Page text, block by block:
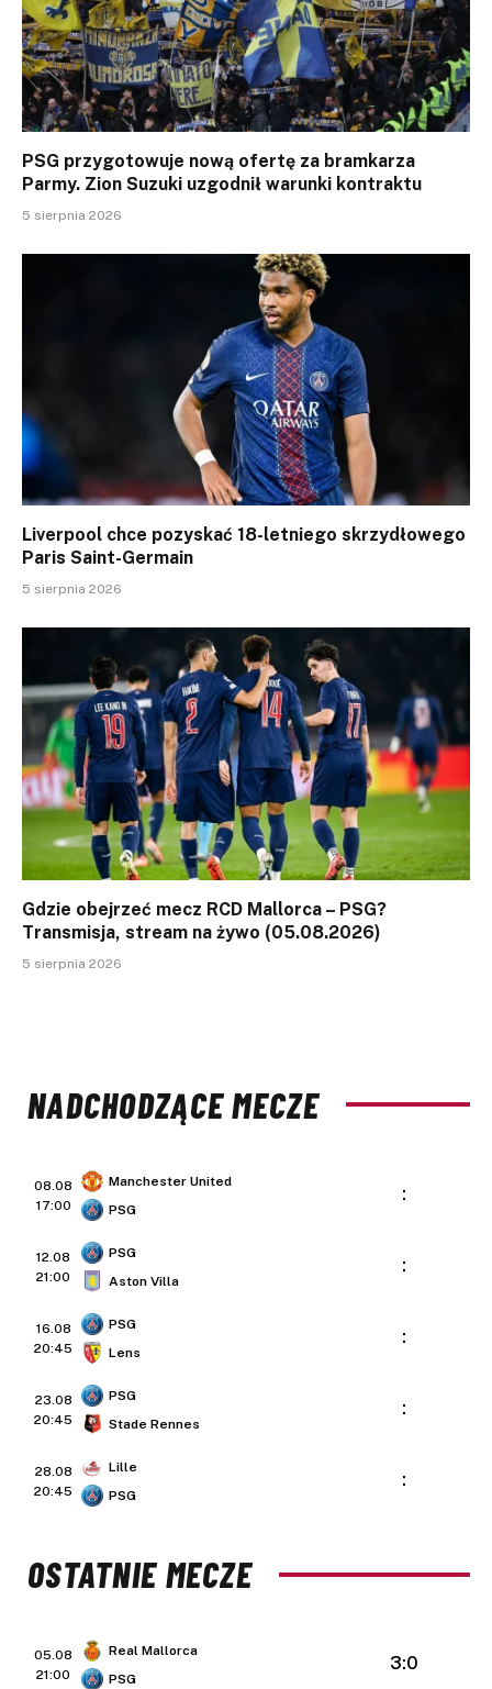
PSG przygotowuje nową ofertę za bramkarza
Parmy. Zion Suzuki uzgodnił warunki kontraktu
5 sierpnia 2026
Liverpool chce pozyskać 18-letniego skrzydłowego
Paris Saint-Germain
5 sierpnia 2026
Gdzie obejrzeć mecz RCD Mallorca – PSG?
Transmisja, stream na żywo (05.08.2026)
5 sierpnia 2026
NADCHODZĄCE MECZE
08.08
17:00
Manchester United
PSG
:
12.08
21:00
PSG
Aston Villa
:
16.08
20:45
PSG
Lens
:
23.08
20:45
PSG
Stade Rennes
:
28.08
20:45
Lille
PSG
:
OSTATNIE MECZE
05.08
21:00
Real Mallorca
PSG
3:0